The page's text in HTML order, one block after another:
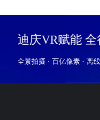
迪庆VR赋能
全景拍摄 · 百亿像素 · 离